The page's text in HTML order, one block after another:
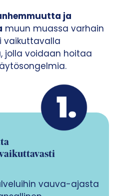
ja
muun muassa varhain
vaikuttavalla
jolla voidaan hoitaa
vauva-ajasta